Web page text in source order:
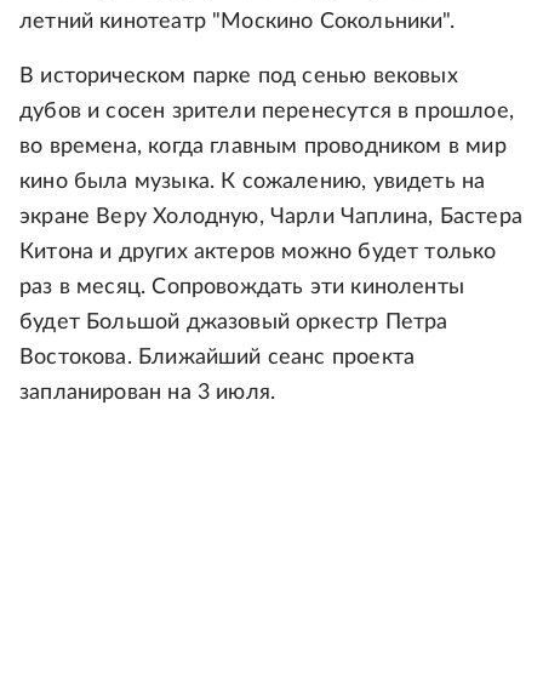
летний кинотеатр "Москино Сокольники".
В историческом парке под сенью вековых
дубов и сосен зрители перенесутся в прошлое,
во времена, когда главным проводником в мир
кино была музыка. К сожалению, увидеть на
экране Веру Холодную, Чарли Чаплина, Бастера
Китона и других актеров можно будет только
раз в месяц. Сопровождать эти киноленты
будет Большой джазовый оркестр Петра
Востокова. Ближайший сеанс проекта
запланирован на 3 июля.